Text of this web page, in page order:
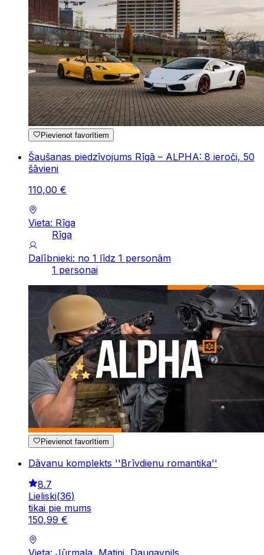
Pievienot favorītiem
Šaušanas piedzīvojums Rīgā – ALPHA: 8 ieroči, 50
šāvieni
110,00 €
Vieta: Rīga
Rīga
Dalībnieki: no 1 līdz 1 personām
1 personai
Pievienot favorītiem
Dāvanu komplekts ''Brīvdienu romantika''
8.7
Lieliski(36)
tikai pie mums
150,99 €